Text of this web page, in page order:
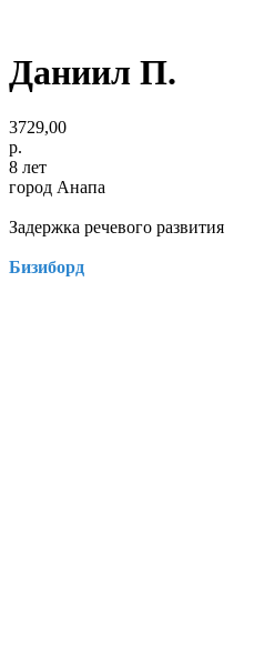
Даниил П.
3729,00
р.
8 лет
город Анапа
Задержка речевого развития
Бизиборд